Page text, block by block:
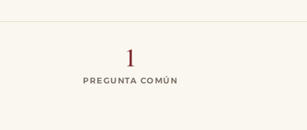
1
PREGUNTA COMÚN